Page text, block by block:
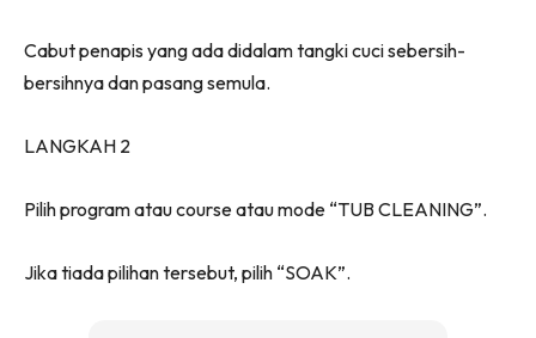
Cabut penapis yang ada didalam tangki cuci sebersih-
bersihnya dan pasang semula.
LANGKAH 2
Pilih program atau course atau mode “TUB CLEANING”.
Jika tiada pilihan tersebut, pilih “SOAK”.